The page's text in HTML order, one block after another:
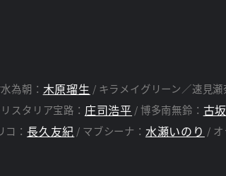
為朝： 木原瑠生 キラメイグリーン／速見瀬
スタリア宝路： 庄司浩平 博多南無鈴： 古
コ：長久友紀 マブシーナ： 水瀬いのり